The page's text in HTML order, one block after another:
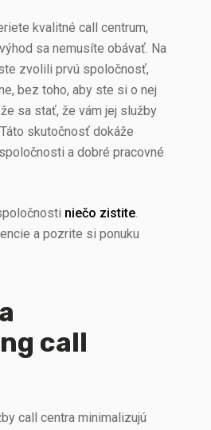
kvalitné call centrum,
sa nemusíte obávať. Na
zvolili prvú spoločnosť,
bez toho, aby ste si o nej
sa stať, že vám jej služby
skutočnosť dokáže
a dobré pracovné
niečo zistite.
a pozrite si ponuku
call
call centra minimalizujú